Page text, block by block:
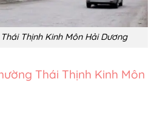
Thịnh Kinh Môn Hải Dương
Thái Thịnh Kinh Môn